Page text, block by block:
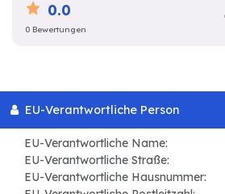
0.0
0 Bewertungen
EU-Verantwortliche Person
EU-Verantwortliche Name:
EU-Verantwortliche Straße:
EU-Verantwortliche Hausnummer: